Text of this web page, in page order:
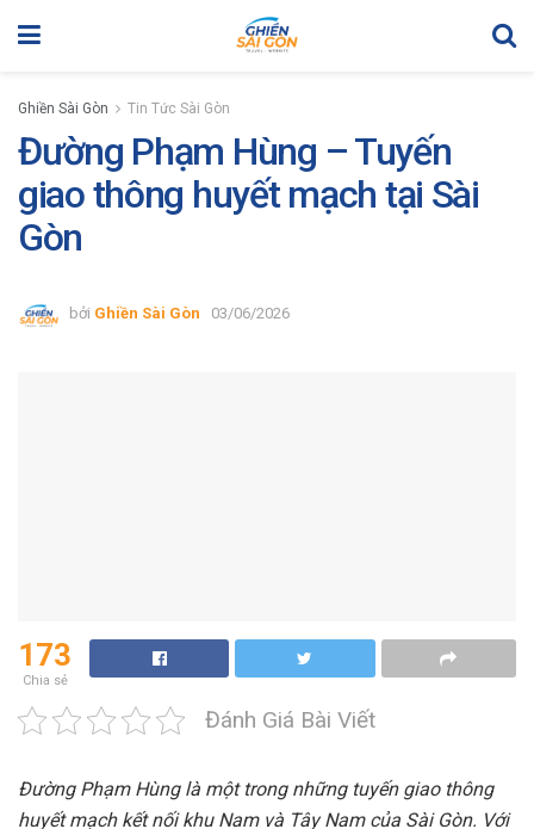
Ghiền Sài Gòn Tin Tức Sài Gòn
Đường Phạm Hùng – Tuyến
giao thông huyết mạch tại Sài
Gòn
bởi Ghiền Sài Gòn 03/06/2026
173
Chia sẻ
Đánh Giá Bài Viết
Đường Phạm Hùng là một trong những tuyến giao thông
huyết mạch kết nối khu Nam và Tây Nam của Sài Gòn. Với